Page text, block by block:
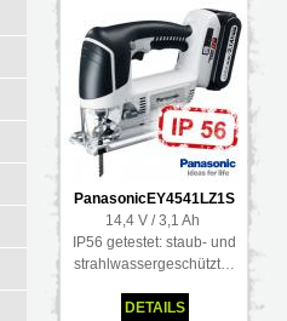
PanasonicEY4541LZ1S
14,4 V / 3,1 Ah
IP56 getestet: staub- und
strahlwassergeschützt…
DETAILS